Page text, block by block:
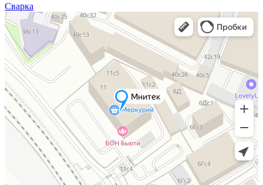
Сварка